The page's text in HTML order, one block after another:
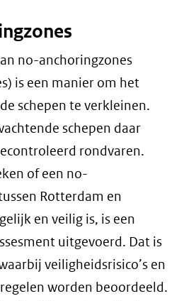
no-anchoringzones
is een manier om het
schepen te verkleinen.
schepen daar
rondvaren.
of een no-
Rotterdam en
en veilig is, is een
uitgevoerd. Dat is
veiligheidsrisico’s en
worden beoordeeld.